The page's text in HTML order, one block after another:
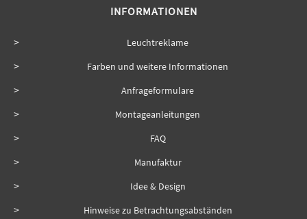
INFORMATIONEN
Leuchtreklame
Farben und weitere Informationen
Anfrageformulare
Montageanleitungen
FAQ
Manufaktur
Idee & Design
Hinweise zu Betrachtungsabständen